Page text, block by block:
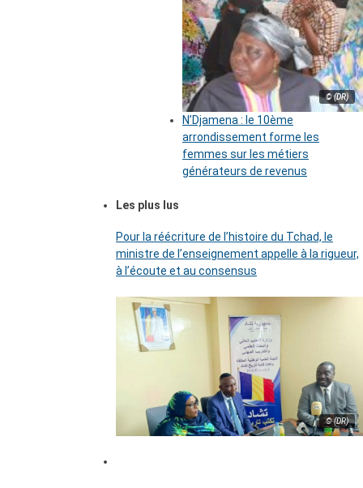
© (DR)
N’Djamena : le 10ème
arrondissement forme les
femmes sur les métiers
générateurs de revenus
Les plus lus
Pour la réécriture de l’histoire du Tchad, le
ministre de l’enseignement appelle à la rigueur,
à l’écoute et au consensus
© (DR)